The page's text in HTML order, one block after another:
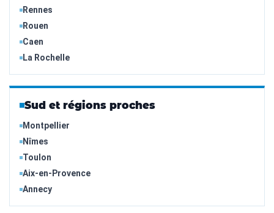
Rennes
Rouen
Caen
La Rochelle
Sud et régions proches
Montpellier
Nîmes
Toulon
Aix-en-Provence
Annecy